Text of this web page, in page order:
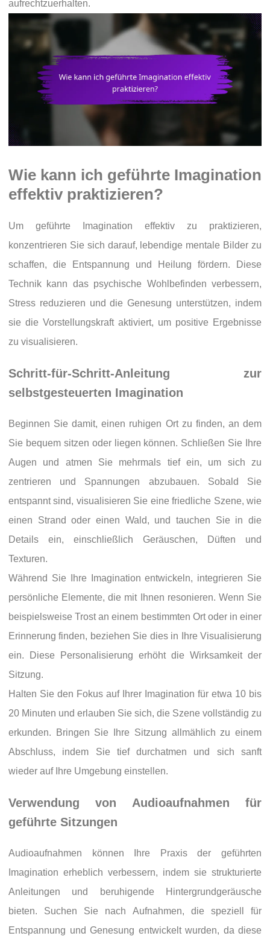
aufrechtzuerhalten.
Wie kann ich geführte Imagination
effektiv praktizieren?
Um geführte Imagination effektiv zu praktizieren,
konzentrieren Sie sich darauf, lebendige mentale Bilder zu
schaffen, die Entspannung und Heilung fördern. Diese
Technik kann das psychische Wohlbefinden verbessern,
Stress reduzieren und die Genesung unterstützen, indem
sie die Vorstellungskraft aktiviert, um positive Ergebnisse
zu visualisieren.
Schritt-für-Schritt-Anleitung zur
selbstgesteuerten Imagination
Beginnen Sie damit, einen ruhigen Ort zu finden, an dem
Sie bequem sitzen oder liegen können. Schließen Sie Ihre
Augen und atmen Sie mehrmals tief ein, um sich zu
zentrieren und Spannungen abzubauen. Sobald Sie
entspannt sind, visualisieren Sie eine friedliche Szene, wie
einen Strand oder einen Wald, und tauchen Sie in die
Details ein, einschließlich Geräuschen, Düften und
Texturen.
Während Sie Ihre Imagination entwickeln, integrieren Sie
persönliche Elemente, die mit Ihnen resonieren. Wenn Sie
beispielsweise Trost an einem bestimmten Ort oder in einer
Erinnerung finden, beziehen Sie dies in Ihre Visualisierung
ein. Diese Personalisierung erhöht die Wirksamkeit der
Sitzung.
Halten Sie den Fokus auf Ihrer Imagination für etwa 10 bis
20 Minuten und erlauben Sie sich, die Szene vollständig zu
erkunden. Bringen Sie Ihre Sitzung allmählich zu einem
Abschluss, indem Sie tief durchatmen und sich sanft
wieder auf Ihre Umgebung einstellen.
Verwendung von Audioaufnahmen für
geführte Sitzungen
Audioaufnahmen können Ihre Praxis der geführten
Imagination erheblich verbessern, indem sie strukturierte
Anleitungen und beruhigende Hintergrundgeräusche
bieten. Suchen Sie nach Aufnahmen, die speziell für
Entspannung und Genesung entwickelt wurden, da diese